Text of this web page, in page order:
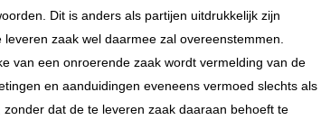
Dit is anders als partijen uitdrukkelijk zijn
zaak wel daarmee zal overeenstemmen.
van een onroerende zaak wordt vermelding van de
en aanduidingen eveneens vermoed slechts als
dat de te leveren zaak daaraan behoeft te